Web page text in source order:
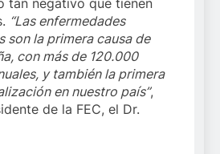
“Las enfermedades
son la primera causa de
con más de 120.000
y también la primera
en nuestro país”,
de la FEC, el Dr.